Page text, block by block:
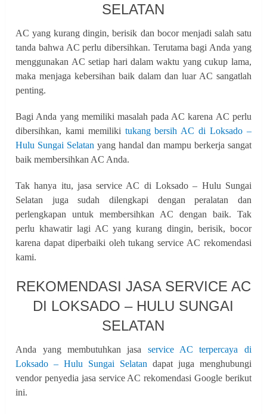
SELATAN
AC yang kurang dingin, berisik dan bocor menjadi salah satu
tanda bahwa AC perlu dibersihkan. Terutama bagi Anda yang
menggunakan AC setiap hari dalam waktu yang cukup lama,
maka menjaga kebersihan baik dalam dan luar AC sangatlah
penting.
Bagi Anda yang memiliki masalah pada AC karena AC perlu
dibersihkan, kami memiliki tukang bersih AC di Loksado –
Hulu Sungai Selatan yang handal dan mampu berkerja sangat
baik membersihkan AC Anda.
Tak hanya itu, jasa service AC di Loksado – Hulu Sungai
Selatan juga sudah dilengkapi dengan peralatan dan
perlengkapan untuk membersihkan AC dengan baik. Tak
perlu khawatir lagi AC yang kurang dingin, berisik, bocor
karena dapat diperbaiki oleh tukang service AC rekomendasi
kami.
REKOMENDASI JASA SERVICE AC
DI LOKSADO – HULU SUNGAI
SELATAN
Anda yang membutuhkan jasa service AC terpercaya di
Loksado – Hulu Sungai Selatan dapat juga menghubungi
vendor penyedia jasa service AC rekomendasi Google berikut
ini.